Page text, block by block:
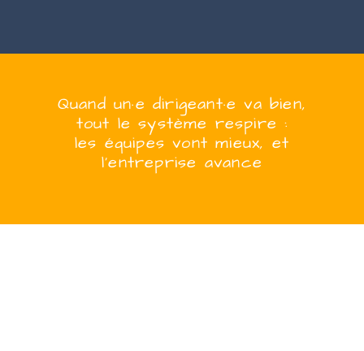
Quandun·e dirigeant·e va bien,
tout le système respire :
les équipes vont mieux, et
l’entreprise avance